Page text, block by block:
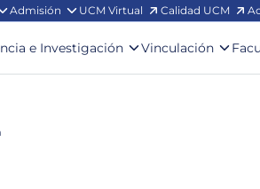
Admisión UCM Virtual Calidad UCM
e Investigación Vinculación